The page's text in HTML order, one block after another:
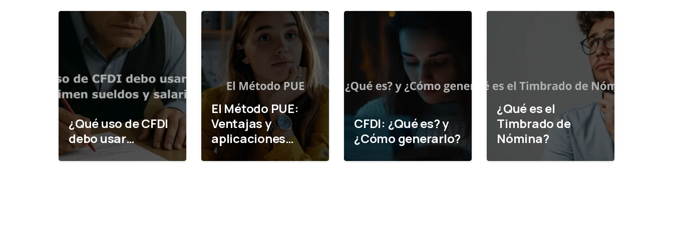
¿Qué uso de CFDI
debo usar…
El Método PUE:
Ventajas y
aplicaciones…
CFDI: ¿Qué es? y
¿Cómo generarlo?
¿Qué es el
Timbrado de
Nómina?